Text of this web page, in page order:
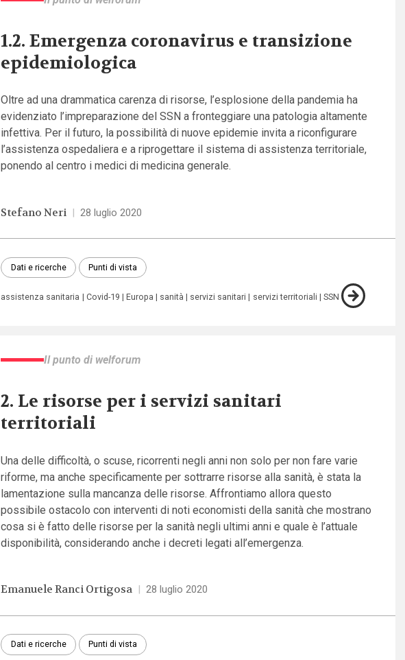
1.2. Emergenza coronavirus e transizione
epidemiologica
Oltre ad una drammatica carenza di risorse, l’esplosione della pandemia ha
evidenziato l’impreparazione del SSN a fronteggiare una patologia altamente
infettiva. Per il futuro, la possibilità di nuove epidemie invita a riconfigurare
l’assistenza ospedaliera e a riprogettare il sistema di assistenza territoriale,
ponendo al centro i medici di medicina generale.
Stefano Neri | 28 luglio 2020
Dati e ricerche Punti di vista
assistenza sanitaria Covid-19 Europa sanità servizi sanitari servizi territoriali SSN
Il punto di welforum
2. Le risorse per i servizi sanitari
territoriali
Una delle difficoltà, o scuse, ricorrenti negli anni non solo per non fare varie
riforme, ma anche specificamente per sottrarre risorse alla sanità, è stata la
lamentazione sulla mancanza delle risorse. Affrontiamo allora questo
possibile ostacolo con interventi di noti economisti della sanità che mostrano
cosa si è fatto delle risorse per la sanità negli ultimi anni e quale è l’attuale
disponibilità, considerando anche i decreti legati all’emergenza.
Emanuele Ranci Ortigosa | 28 luglio 2020
Dati e ricerche Punti di vista